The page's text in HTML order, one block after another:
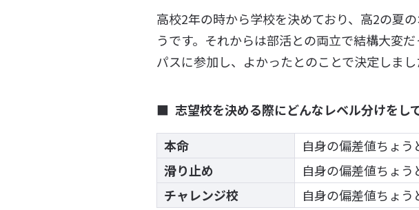
高校2年の時から学校を決めており、高2の夏
うです。それからは部活との両立で結構大変
パスに参加し、よかったとのことで決定しまし
志望校を決める際にどんなレベル分けをし
本命
自身の偏差値ちょう
滑り止め
自身の偏差値ちょう
チャレンジ校
自身の偏差値ちょう